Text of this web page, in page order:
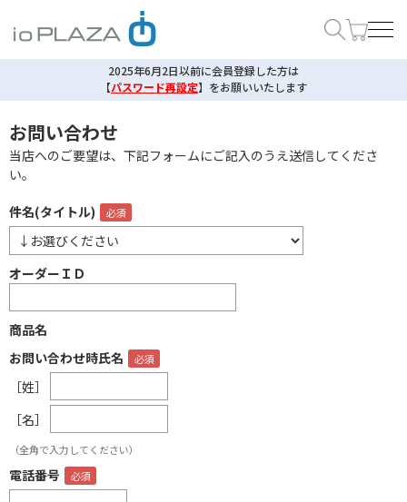
2025年6月2日以前に会員登録した方は
【パスワード再設定】 をお願いいたします
お問い合わせ
当店へのご要望は、下記フォームにご記入のうえ送信してくださ
い。
件名(タイトル)
オーダーＩＤ
商品名
お問い合わせ時氏名
［姓］
［名］
（全角で入力してください）
電話番号